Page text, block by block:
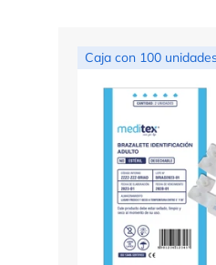
Caja con 100